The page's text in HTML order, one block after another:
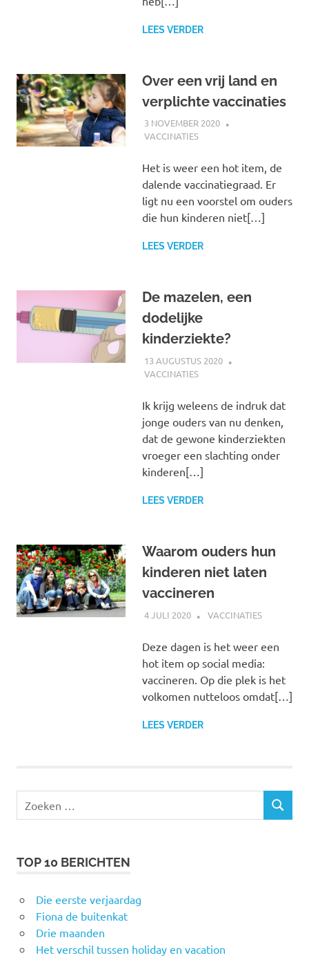
LEES VERDER
Over een vrij land en
verplichte vaccinaties
3 NOVEMBER 2020
VACCINATIES
Het is weer een hot item, de
dalende vaccinatiegraad. Er
ligt nu een voorstel om ouders
die hun kinderen niet[…]
LEES VERDER
De mazelen, een
dodelijke
kinderziekte?
13 AUGUSTUS 2020
VACCINATIES
Ik krijg weleens de indruk dat
jonge ouders van nu denken,
dat de gewone kinderziekten
vroeger een slachting onder
kinderen[…]
LEES VERDER
Waarom ouders hun
kinderen niet laten
vaccineren
4 JULI 2020 MARJOLEIN
VACCINATIES
Deze dagen is het weer een
hot item op social media:
vaccineren. Op die plek is het
volkomen nutteloos omdat[…]
LEES VERDER
naar:
ZOEKEN
TOP 10 BERICHTEN
Die eerste verjaardag
Fiona de buitenkat
Drie maanden
Het verschil tussen holiday en vacation